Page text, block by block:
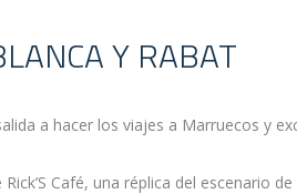
Y RABAT
a hacer los viajes a Marruecos y
Café, una réplica del escenario